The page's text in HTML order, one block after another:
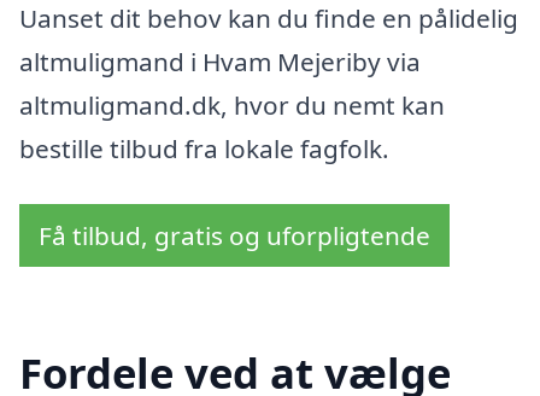
Uanset dit behov kan du finde en pålidelig
altmuligmand i Hvam Mejeriby via
altmuligmand.dk, hvor du nemt kan
bestille tilbud fra lokale fagfolk.
Få tilbud, gratis og uforpligtende
Fordele ved at vælge